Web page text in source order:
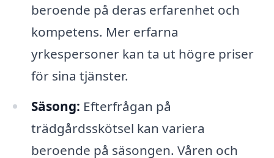
beroende på deras erfarenhet och
kompetens. Mer erfarna
yrkespersoner kan ta ut högre priser
för sina tjänster.
Säsong: Efterfrågan på
trädgårdsskötsel kan variera
beroende på säsongen. Våren och